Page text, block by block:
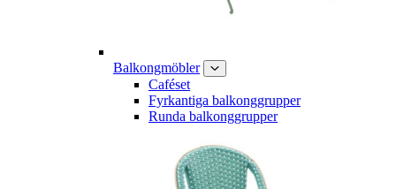
Balkongmöbler
Caféset
Fyrkantiga balkonggrupper
Runda balkonggrupper